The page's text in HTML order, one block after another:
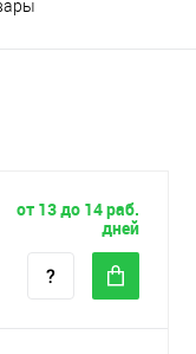
от 13 до 14 раб.
дней